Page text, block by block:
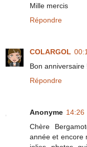
Mille mercis
Répondre
COLARGOL
Bon anniversaire
Répondre
Anonyme 14:26
Chère
année et encore